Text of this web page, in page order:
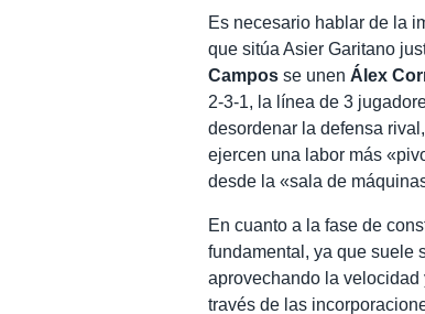
Es necesario hablar de la
que sitúa Asier Garitano
Campos se unen Álex
2-3-1, la línea de 3
desordenar la defensa
ejercen una labor más
desde la «sala de
En cuanto a la fase de
fundamental, ya que suele
aprovechando la
través de las